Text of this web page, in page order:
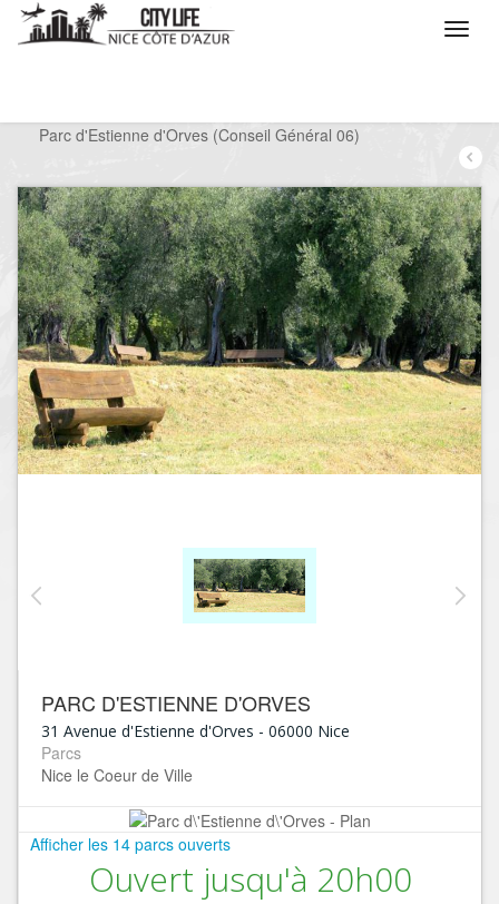
Parc d'Estienne d'Orves (Conseil Général 06)
PARC D'ESTIENNE D'ORVES
31 Avenue d'Estienne d'Orves - 06000 Nice
Parcs
Nice le Coeur de Ville
Afficher les 14 parcs ouverts
Ouvert jusqu'à 20h00